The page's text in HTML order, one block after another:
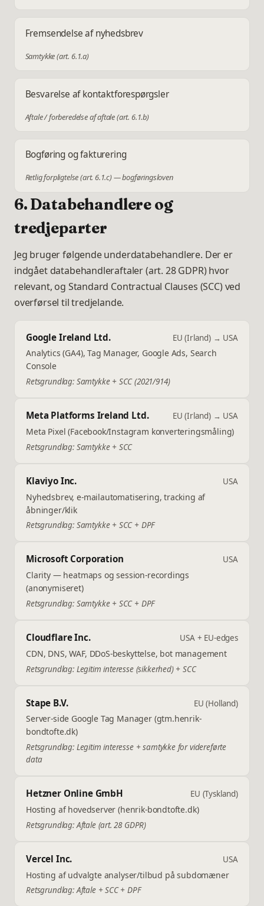
Fremsendelse af nyhedsbrev
Samtykke (art. 6.1.a)
Besvarelse af kontaktforespørgsler
Aftale / forberedelse af aftale (art. 6.1.b)
Bogføring og fakturering
Retlig forpligtelse (art. 6.1.c) — bogføringsloven
6. Databehandlere og
tredjeparter
Jeg bruger følgende underdatabehandlere. Der er
indgået databehandleraftaler (art. 28 GDPR) hvor
relevant, og Standard Contractual Clauses (SCC) ved
overførsel til tredjelande.
Google Ireland Ltd. EU (Irland) → USA
Analytics (GA4), Tag Manager, Google Ads, Search
Console
Retsgrundlag: Samtykke + SCC (2021/914)
Meta Platforms Ireland Ltd. EU (Irland) → USA
Meta Pixel (Facebook/Instagram konverteringsmåling)
Retsgrundlag: Samtykke + SCC
Klaviyo Inc. USA
Nyhedsbrev, e-mailautomatisering, tracking af
åbninger/klik
Retsgrundlag: Samtykke + SCC + DPF
Microsoft Corporation USA
Clarity — heatmaps og session-recordings
(anonymiseret)
Retsgrundlag: Samtykke + SCC + DPF
Cloudflare Inc. USA + EU-edges
CDN, DNS, WAF, DDoS-beskyttelse, bot management
Retsgrundlag: Legitim interesse (sikkerhed) + SCC
Stape B.V. EU (Holland)
Server-side Google Tag Manager (gtm.henrik-
bondtofte.dk)
Retsgrundlag: Legitim interesse + samtykke for videreførte
data
Hetzner Online GmbH EU (Tyskland)
Hosting af hovedserver (henrik-bondtofte.dk)
Retsgrundlag:Aftale (art. 28 GDPR)
Vercel Inc. USA
Hosting af udvalgte analyser/tilbud på subdomæner
Retsgrundlag:Aftale + SCC + DPF